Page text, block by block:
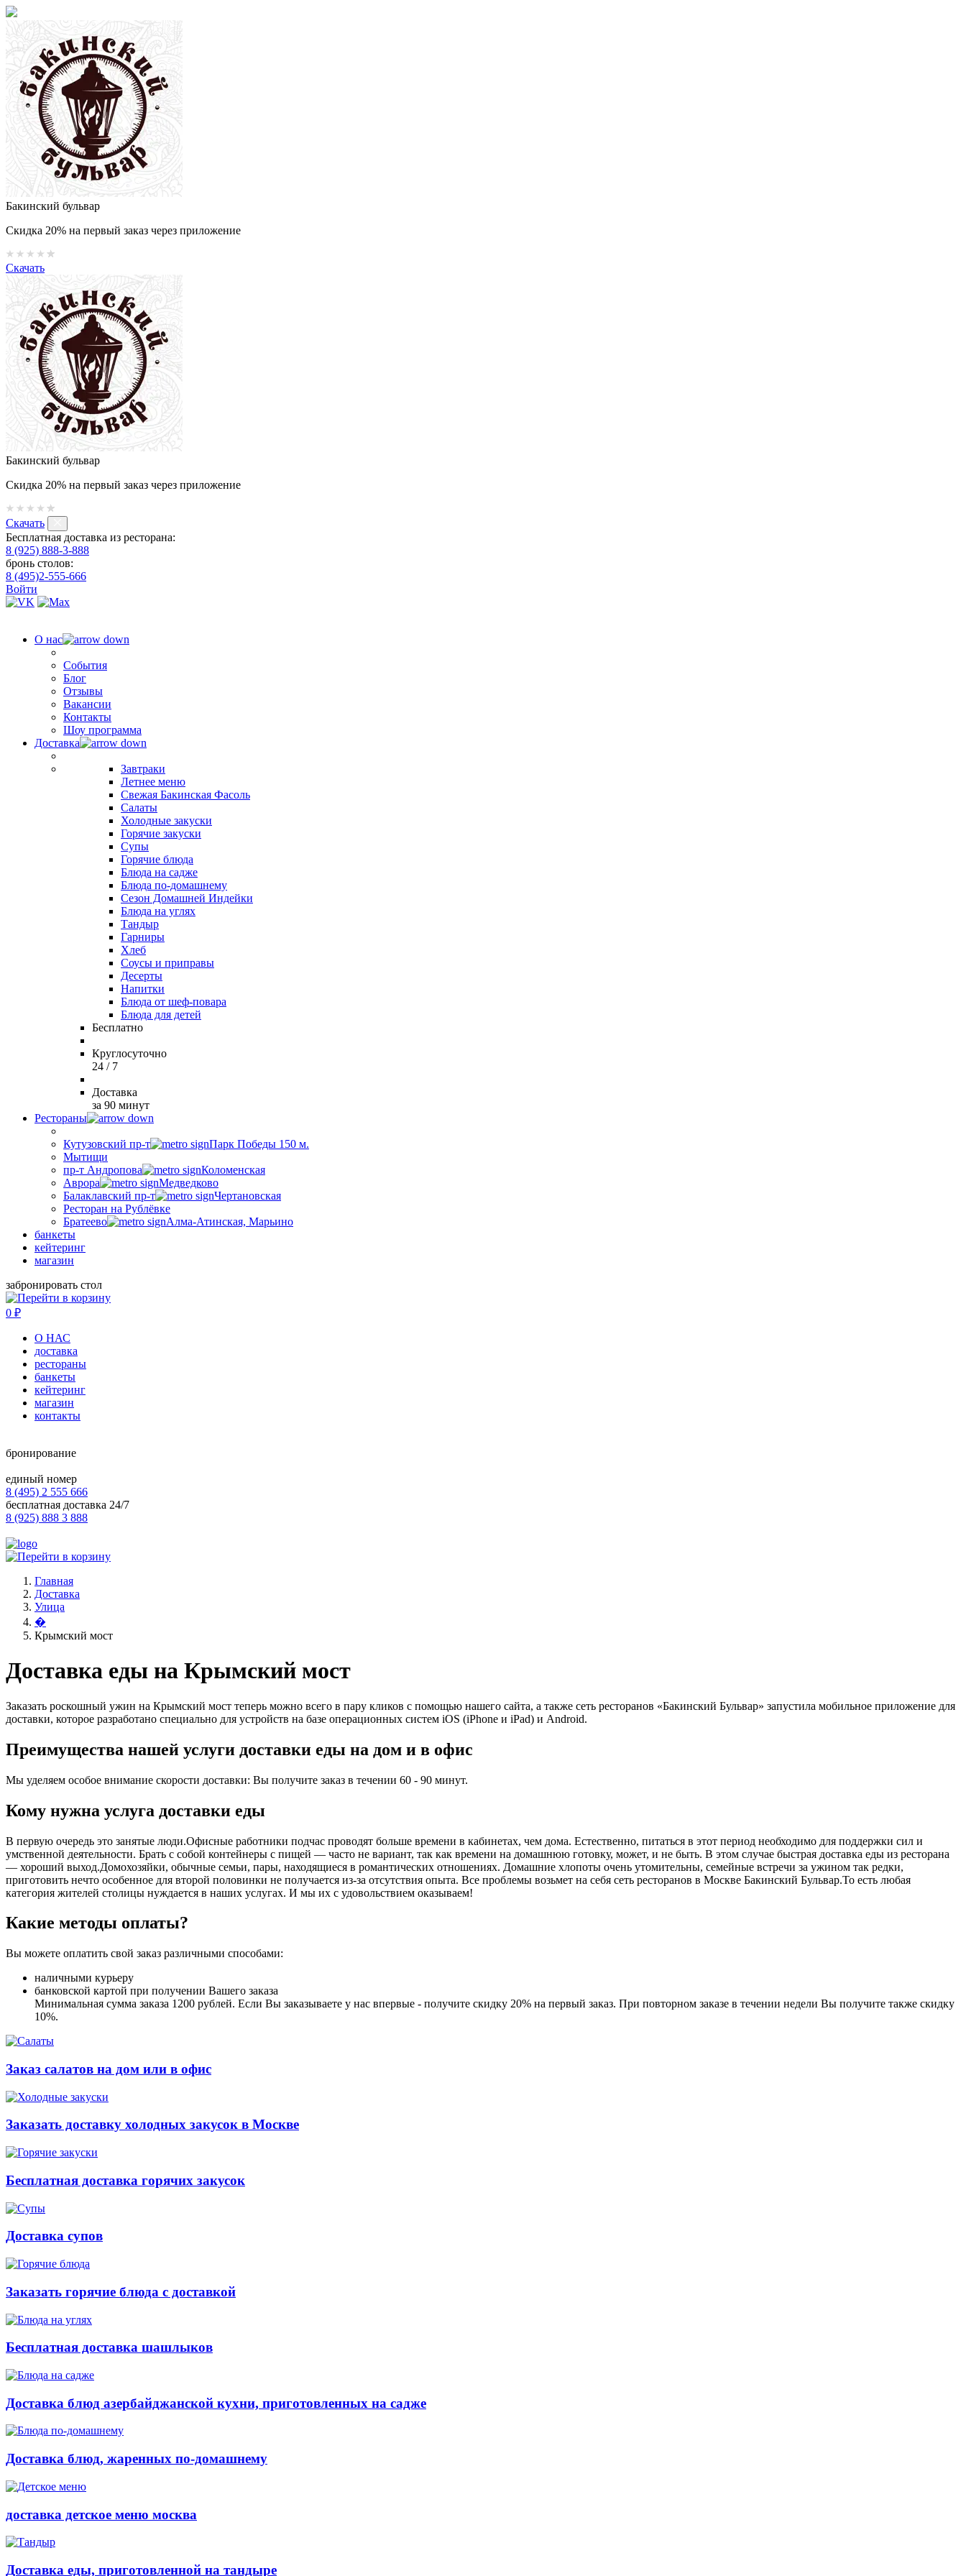
Бакинский бульвар
Скидка 20% на первый заказ через приложение
Скачать
Бакинский бульвар
Скидка 20% на первый заказ через приложение
Скачать
Бесплатная доставка из ресторана:
8 (925) 888-3-888
бронь столов:
8 (495)2-555-666
Войти
О нас
События
Блог
Отзывы
Вакансии
Контакты
Шоу программа
Доставка
Завтраки
Летнее меню
Свежая Бакинская Фасоль
Салаты
Холодные закуски
Горячие закуски
Супы
Горячие блюда
Блюда на садже
Блюда по-домашнему
Сезон Домашней Индейки
Блюда на углях
Тандыр
Гарниры
Хлеб
Соусы и приправы
Десерты
Напитки
Блюда от шеф-повара
Блюда для детей
Бесплатно
Круглосуточно
24 / 7
Доставка
за 90 минут
Рестораны
Кутузовский пр-т
Парк Победы 150 м.
Мытищи
пр-т Андропова
Коломенская
Аврора
Медведково
Балаклавский пр-т
Чертановская
Ресторан на Рублёвке
Братеево
Алма-Атинская, Марьино
банкеты
кейтеринг
магазин
забронировать стол
0 ₽
О НАС
доставка
рестораны
банкеты
кейтеринг
магазин
контакты
бронирование
единый номер
8 (495) 2 555 666
бесплатная доставка 24/7
8 (925) 888 3 888
Главная
Доставка
Улица
�
Крымский мост
Доставка еды на Крымский мост
Заказать роскошный ужин на Крымский мост теперь можно всего в пару кликов с помощью нашего сайта, а также сеть ресторанов «Бакинский Бульвар» запустила мобильное приложение для
доставки, которое разработано специально для устройств на базе операционных систем iOS (iPhone и iPad) и Android.
Преимущества нашей услуги доставки еды на дом и в офис
Мы уделяем особое внимание скорости доставки: Вы получите заказ в течении 60 - 90 минут.
Кому нужна услуга доставки еды
В первую очередь это занятые люди.Офисные работники подчас проводят больше времени в кабинетах, чем дома. Естественно, питаться в этот период необходимо для поддержки сил и
умственной деятельности. Брать с собой контейнеры с пищей ― часто не вариант, так как времени на домашнюю готовку, может, и не быть. В этом случае быстрая доставка еды из ресторана
― хороший выход.Домохозяйки, обычные семьи, пары, находящиеся в романтических отношениях. Домашние хлопоты очень утомительны, семейные встречи за ужином так редки,
приготовить нечто особенное для второй половинки не получается из-за отсутствия опыта. Все проблемы возьмет на себя сеть ресторанов в Москве Бакинский Бульвар.То есть любая
категория жителей столицы нуждается в наших услугах. И мы их с удовольствием оказываем!
Какие методы оплаты?
Вы можете оплатить свой заказ различными способами:
наличными курьеру
банковской картой при получении Вашего заказа
Минимальная сумма заказа 1200 рублей. Если Вы заказываете у нас впервые - получите скидку 20% на первый заказ. При повторном заказе в течении недели Вы получите также скидку
10%.
Заказ салатов на дом или в офис
Заказать доставку холодных закусок в Москве
Бесплатная доставка горячих закусок
Доставка супов
Заказать горячие блюда с доставкой
Бесплатная доставка шашлыков
Доставка блюд азербайджанской кухни, приготовленных на садже
Доставка блюд, жаренных по-домашнему
доставка детское меню москва
Доставка еды, приготовленной на тандыре